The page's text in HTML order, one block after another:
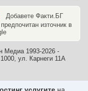
Добавете Факти.БГ
предпочитан източник в
Медиа 1993-2026 -
ул. Карнеги 11А